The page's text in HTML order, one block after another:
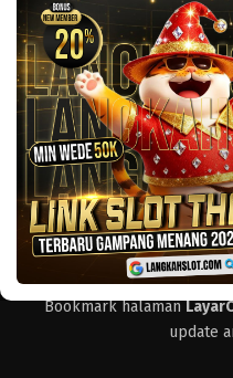
Layar Otaku – Tempat
Indonesia resolusi 240p,
dan
Bookmark halaman
update